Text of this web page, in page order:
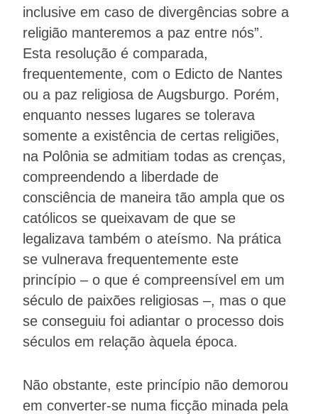
inclusive em caso de divergências sobre a
religião manteremos a paz entre nós”.
Esta resolução é comparada,
frequentemente, com o Edicto de Nantes
ou a paz religiosa de Augsburgo. Porém,
enquanto nesses lugares se tolerava
somente a existência de certas religiões,
na Polônia se admitiam todas as crenças,
compreendendo a liberdade de
consciência de maneira tão ampla que os
católicos se queixavam de que se
legalizava também o ateísmo. Na prática
se vulnerava frequentemente este
princípio – o que é compreensível em um
século de paixões religiosas –, mas o que
se conseguiu foi adiantar o processo dois
séculos em relação àquela época.
Não obstante, este princípio não demorou
em converter-se numa ficção minada pela